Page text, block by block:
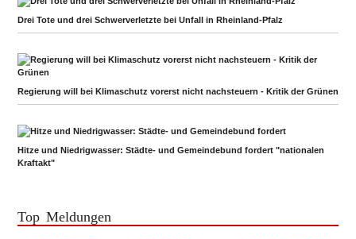
Drei Tote und drei Schwerverletzte bei Unfall in Rheinland-Pfalz
Regierung will bei Klimaschutz vorerst nicht nachsteuern - Kritik der Grünen
Hitze und Niedrigwasser: Städte- und Gemeindebund fordert "nationalen
Kraftakt"
Top Meldungen